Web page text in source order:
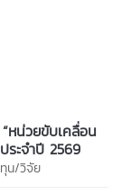
หน่วยขับเคลื่อน
ะจำปี 2569
น/วิจัย